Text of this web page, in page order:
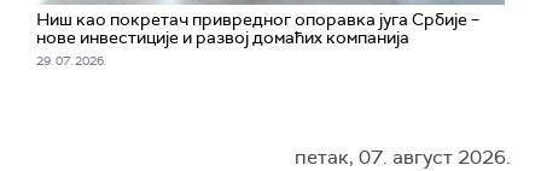
Ниш као покретач привредног опоравка југа Србије –
нове инвестиције и развој домаћих компанија
29. 07. 2026.
петак, 07. август 2026.